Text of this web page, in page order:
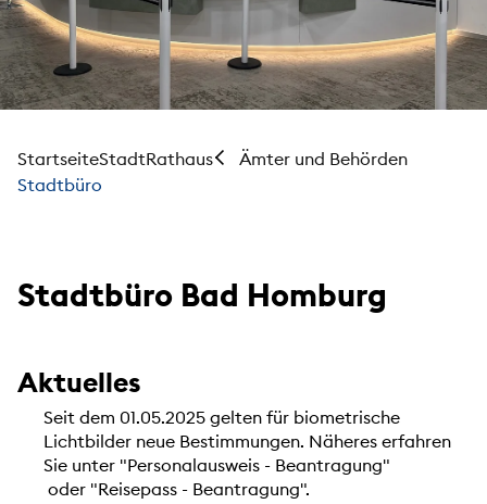
StartseiteStadtRathaus
Ämter und Behörden
Stadtbüro
Stadtbüro Bad Homburg
Aktuelles
Seit dem 01.05.2025 gelten für biometrische
Lichtbilder neue Bestimmungen. Näheres erfahren
Sie unter "Personalausweis - Beantragung"
oder "Reisepass - Beantragung".